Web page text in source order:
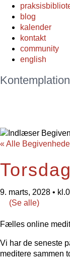
blog
kalender
kontakt
community
english
Kontemplation
« Alle
9. marts, 2028 •
(Se alle)
Fælles online
Vi har de seneste
meditere sammen